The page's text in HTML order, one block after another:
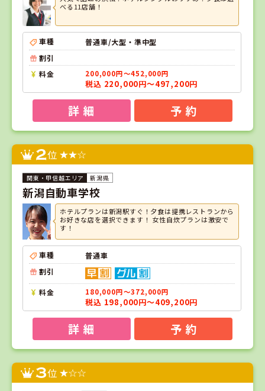
べる11店舗！
車種
普通車/大型・準中型
割引
料金
200,000円～452,000円
税込 220,000円～497,200円
詳 細 予 約
2位
新潟県
新潟自動車学校
ホテルプランは新潟駅すぐ！夕食は提携レストランから
お好きな店を選択できます！ 女性自炊プランは激安で
す！
車種
普通車
割引
料金 180,000円～372,000円
税込 198,000円～409,200円
詳 細 予 約
3位